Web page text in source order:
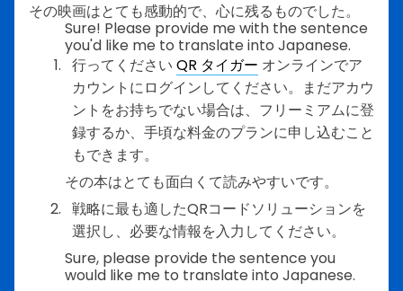
その映画はとても感動的で、心に残るものでした。
Sure! Please provide me with the sentence
you'd like me to translate into Japanese.
行ってください QR タイガー オンラインでア
カウントにログインしてください。まだアカウ
ントをお持ちでない場合は、フリーミアムに登
録するか、手頃な料金のプランに申し込むこと
もできます。
その本はとても面白くて読みやすいです。
戦略に最も適したQRコードソリューションを
選択し、必要な情報を入力してください。
Sure, please provide the sentence you
would like me to translate into Japanese.